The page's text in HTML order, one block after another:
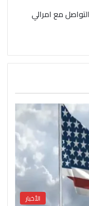
مع امرالي
الأخبار